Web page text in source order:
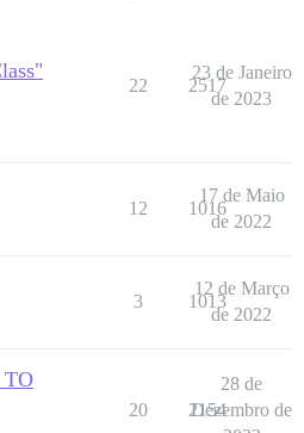
22 2517
23 de Janeiro
de 2023
12 1016
17 de Maio
de 2022
3 1013
12 de Março
de 2022
TO
20 2154
28 de
Dezembro de